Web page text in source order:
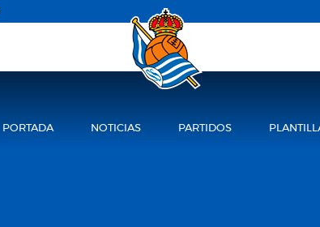
PORTADA NOTICIAS PARTIDOS